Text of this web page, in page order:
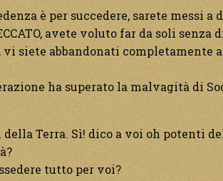
è per succedere, sarete messi a
avete voluto far da soli senza
siete abbandonati completamente
ha superato la malvagità di
Terra. Sì! dico a voi oh potenti
tutto per voi?